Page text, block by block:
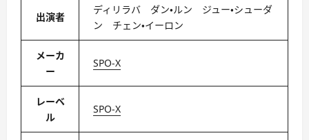
出演者
ディリラバ ダン・ルン ジュー・シューダ
ン チェン・イーロン
メーカ
ー
SPO-X
レーベ
ル
SPO-X